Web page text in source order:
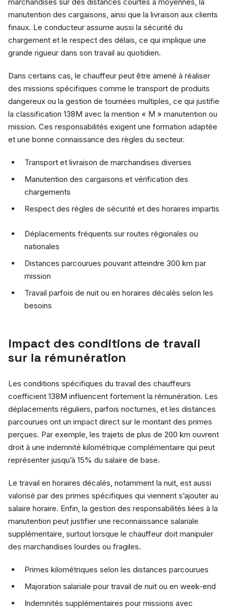
manutention des cargaisons, ainsi que la livraison aux clients
finaux. Le conducteur assume aussi la sécurité du
chargement et le respect des délais, ce qui implique une
grande rigueur dans son travail au quotidien.
Dans certains cas, le chauffeur peut être amené à réaliser
des missions spécifiques comme le transport de produits
dangereux ou la gestion de tournées multiples, ce qui justifie
la classification 138M avec la mention « M » manutention ou
mission. Ces responsabilités exigent une formation adaptée
et une bonne connaissance des règles du secteur.
Transport et livraison de marchandises diverses
Manutention des cargaisons et vérification des
chargements
Respect des règles de sécurité et des horaires impartis
Déplacements fréquents sur routes régionales ou
nationales
Distances parcourues pouvant atteindre 300 km par
mission
Travail parfois de nuit ou en horaires décalés selon les
besoins
Impact des conditions de travail
sur la rémunération
Les conditions spécifiques du travail des chauffeurs
coefficient 138M influencent fortement la rémunération. Les
déplacements réguliers, parfois nocturnes, et les distances
parcourues ont un impact direct sur le montant des primes
perçues. Par exemple, les trajets de plus de 200 km ouvrent
droit à une indemnité kilométrique complémentaire qui peut
représenter jusqu’à 15% du salaire de base.
Le travail en horaires décalés, notamment la nuit, est aussi
valorisé par des primes spécifiques qui viennent s’ajouter au
salaire horaire. Enfin, la gestion des responsabilités liées à la
manutention peut justifier une reconnaissance salariale
supplémentaire, surtout lorsque le chauffeur doit manipuler
des marchandises lourdes ou fragiles.
Primes kilométriques selon les distances parcourues
Majoration salariale pour travail de nuit ou en week-end
Indemnités supplémentaires pour missions avec